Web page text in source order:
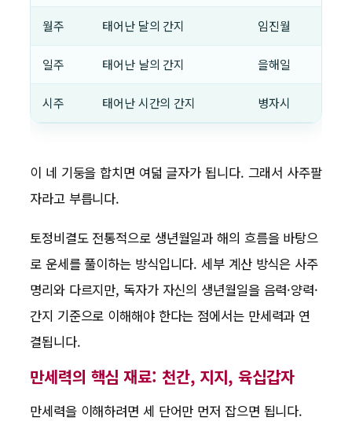
월주 태어난 달의 간지 임진월
일주 태어난 날의 간지 을해일
시주 태어난 시간의 간지 병자시
이 네 기둥을 합치면 여덟 글자가 됩니다. 그래서 사주팔
자라고 부릅니다.
토정비결도 전통적으로 생년월일과 해의 흐름을 바탕으
로 운세를 풀이하는 방식입니다. 세부 계산 방식은 사주
명리와 다르지만, 독자가 자신의 생년월일을 음력·양력·
간지 기준으로 이해해야 한다는 점에서는 만세력과 연
결됩니다.
만세력의 핵심 재료: 천간, 지지, 육십갑자
만세력을 이해하려면 세 단어만 먼저 잡으면 됩니다.